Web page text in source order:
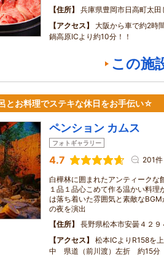
住所
兵庫県豊岡市日高町太
アクセス
大阪から車で約2時
鍋高原ICより約10分！！
この施
とお料理でステキな休日をお手伝い☆
ペンション カムス
フォトギャラリー
4.7 201件
白樺林に囲まれたアンティークな
１品１品心こめて作る温かい料理
は落ち着いた雰囲気と素敵な
の夜を演出
住所
長野県松本市安曇４２９
アクセス
松本ICよりR158を
中 県道（前川渡）左折 約15分